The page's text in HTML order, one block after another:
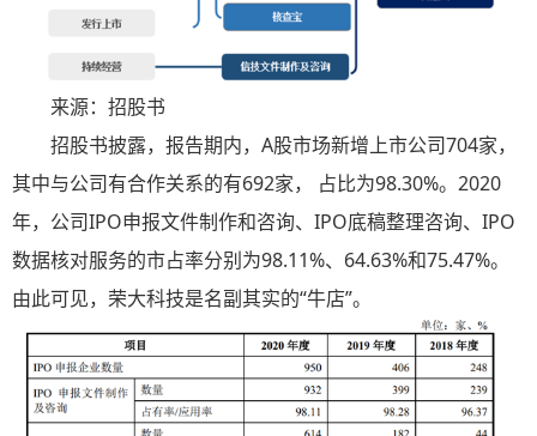
来源：招股书
招股书披露，报告期内，A股市场新增上市公司704家，
其中与公司有合作关系的有692家， 占比为98.30%。2020
年，公司IPO申报文件制作和咨询、IPO底稿整理咨询、IPO
数据核对服务的市占率分别为98.11%、64.63%和75.47%。
由此可见，荣大科技是名副其实的“牛店”。